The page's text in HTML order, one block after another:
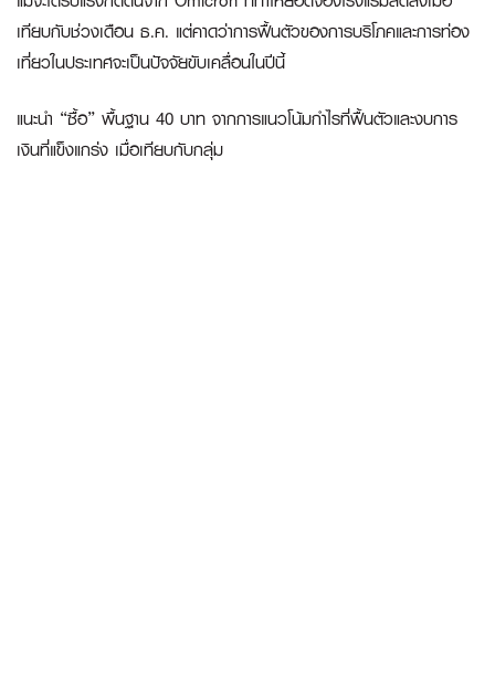
เทียบกับช่วงเดือน ธ.ค. แต่คาดว่าการฟื้นตัวของการบริโภคและการท่อง
เที่ยวในประเทศจะเป็นปัจจัยขับเคลื่อนในปีนี้
แนะนำ “ซื้อ” พื้นฐาน 40 บาท จากการแนวโน้มกำไรที่ฟื้นตัวและงบการ
เงินที่แข็งแกร่ง เมื่อเทียบกับกลุ่ม